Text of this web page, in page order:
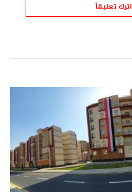
اترك تعليقاً